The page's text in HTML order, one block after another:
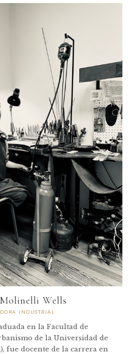
Wells
INDUSTRIAL
en la Facultad de
de la Universidad de
fue docente de la carrera en